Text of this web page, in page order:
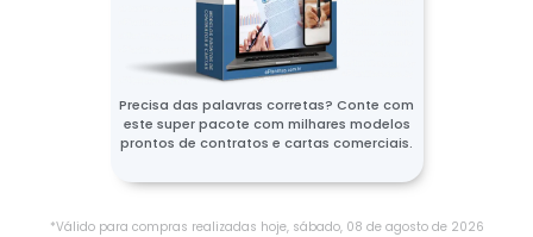
Precisa das palavras corretas? Conte com
este super pacote com milhares modelos
prontos de contratos e cartas comerciais.
*Válido para compras realizadas hoje, sábado, 08 de agostode 2026